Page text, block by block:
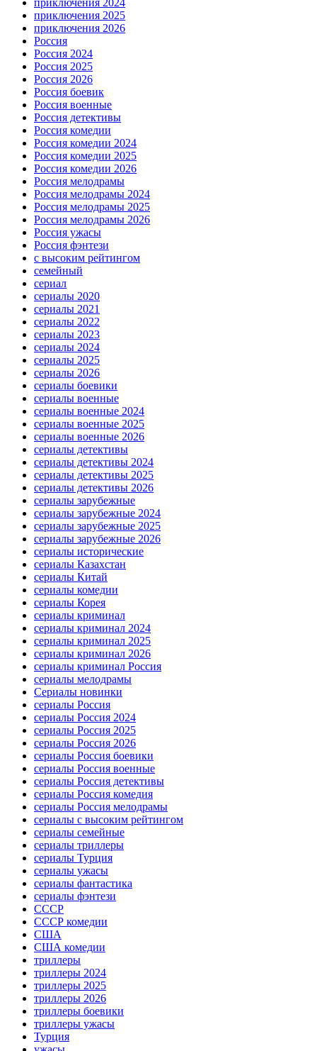
приключения 2024
приключения 2025
приключения 2026
Россия
Россия 2024
Россия 2025
Россия 2026
Россия боевик
Россия военные
Россия детективы
Россия комедии
Россия комедии 2024
Россия комедии 2025
Россия комедии 2026
Россия мелодрамы
Россия мелодрамы 2024
Россия мелодрамы 2025
Россия мелодрамы 2026
Россия ужасы
Россия фэнтези
с высоким рейтингом
семейный
сериал
сериалы 2020
сериалы 2021
сериалы 2022
сериалы 2023
сериалы 2024
сериалы 2025
сериалы 2026
сериалы боевики
сериалы военные
сериалы военные 2024
сериалы военные 2025
сериалы военные 2026
сериалы детективы
сериалы детективы 2024
сериалы детективы 2025
сериалы детективы 2026
сериалы зарубежные
сериалы зарубежные 2024
сериалы зарубежные 2025
сериалы зарубежные 2026
сериалы исторические
сериалы Казахстан
сериалы Китай
сериалы комедии
сериалы Корея
сериалы криминал
сериалы криминал 2024
сериалы криминал 2025
сериалы криминал 2026
сериалы криминал Россия
сериалы мелодрамы
Сериалы новинки
сериалы Россия
сериалы Россия 2024
сериалы Россия 2025
сериалы Россия 2026
сериалы Россия боевики
сериалы Россия военные
сериалы Россия детективы
сериалы Россия комедия
сериалы Россия мелодрамы
сериалы с высоким рейтингом
сериалы семейные
сериалы триллеры
сериалы Турция
сериалы ужасы
сериалы фантастика
сериалы фэнтези
СССР
СССР комедии
США
США комедии
триллеры
триллеры 2024
триллеры 2025
триллеры 2026
триллеры боевики
триллеры ужасы
Турция